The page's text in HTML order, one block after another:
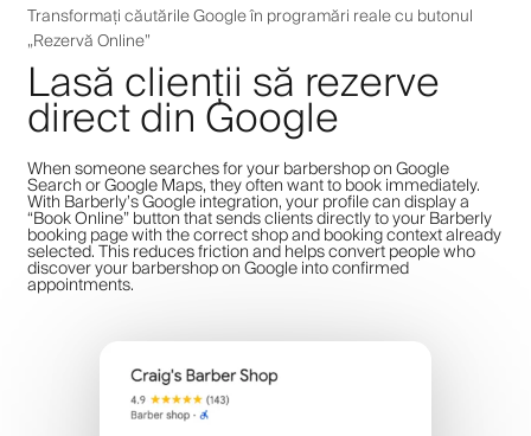
Transformați căutările Google în programări reale cu butonul
„Rezervă Online”
Lasă clienții să rezerve
direct din Google
When someone searches for your barbershop on Google
Search or Google Maps, they often want to book immediately.
With Barberly’s Google integration, your profile can display a
“Book Online” button that sends clients directly to your Barberly
booking page with the correct shop and booking context already
selected. This reduces friction and helps convert people who
discover your barbershop on Google into confirmed
appointments.